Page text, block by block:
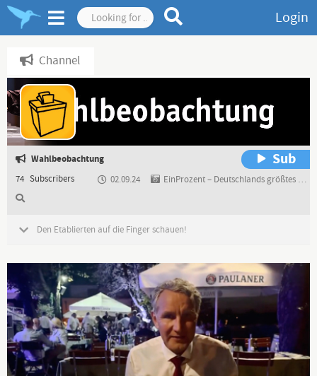
Login
Channel
Sub
Wahlbeobachtung
74 Subscribers 02.09.24 EinProzent – Deutschlands größtes patriotisches Bürgernetzwerk
Den Etablierten auf die Finger schauen!
sicheren Superwahljahr!
In diesem Jahr stehen Kommunal-, Landtags- und die Bundestagswahl
an. Aufgrund der Corona-Krise ist es nicht unwahrscheinlich, dass
verstärkt das intransparente Mittel der Briefwahl Anwendung findet.
Umso wichtiger ist eine hohe Zahl von freiwilligen Wahlbeobachtern und
-helfern, die Unstimmigkeiten zuungunsten der Opposition aufdecken
können. Deshalb: Melden Sie sich an und laden Sie Verwandte, Freunde
und Bekannte ein! Gemeinsam schützen wir die Demokratie vor